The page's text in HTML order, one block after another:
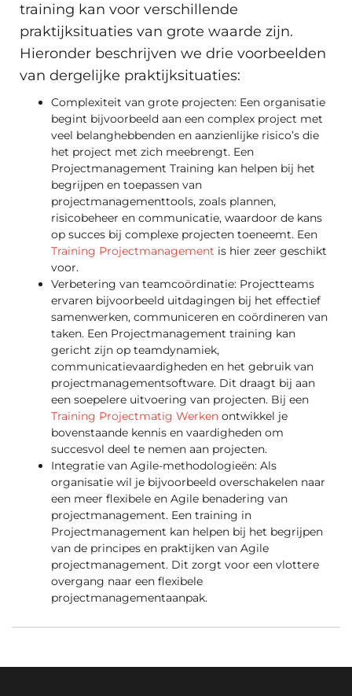
training kan voor verschillende
praktijksituaties van grote waarde zijn.
Hieronder beschrijven we drie voorbeelden
van dergelijke praktijksituaties:
Complexiteit van grote projecten: Een organisatie
begint bijvoorbeeld aan een complex project met
veel belanghebbenden en aanzienlijke risico’s die
het project met zich meebrengt. Een
Projectmanagement Training kan helpen bij het
begrijpen en toepassen van
projectmanagementtools, zoals plannen,
risicobeheer en communicatie, waardoor de kans
op succes bij complexe projecten toeneemt. Een
Training Projectmanagement is hier zeer geschikt
voor.
Verbetering van teamcoördinatie: Projectteams
ervaren bijvoorbeeld uitdagingen bij het effectief
samenwerken, communiceren en coördineren van
taken. Een Projectmanagement training kan
gericht zijn op teamdynamiek,
communicatievaardigheden en het gebruik van
projectmanagementsoftware. Dit draagt bij aan
een soepelere uitvoering van projecten. Bij een
Training Projectmatig Werken ontwikkel je
bovenstaande kennis en vaardigheden om
succesvol deel te nemen aan projecten.
Integratie van Agile-methodologieën: Als
organisatie wil je bijvoorbeeld overschakelen naar
een meer flexibele en Agile benadering van
projectmanagement. Een training in
Projectmanagement kan helpen bij het begrijpen
van de principes en praktijken van Agile
projectmanagement. Dit zorgt voor een vlottere
overgang naar een flexibele
projectmanagementaanpak.